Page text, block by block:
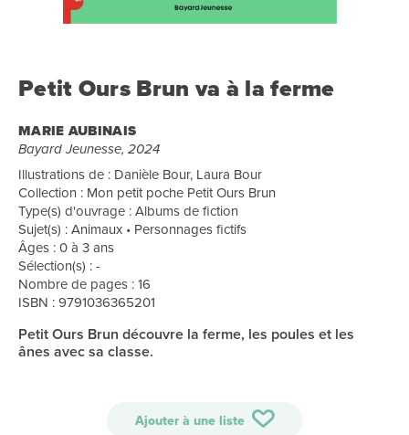
Petit Ours Brun va à la ferme
MARIE AUBINAIS
Bayard Jeunesse, 2024
Illustrations de : Danièle Bour, Laura Bour
Collection : Mon petit poche Petit Ours Brun
Type(s) d'ouvrage : Albums de fiction
Sujet(s) : Animaux • Personnages fictifs
Âges : 0 à 3 ans
Sélection(s) : -
Nombre de pages : 16
ISBN : 9791036365201
Petit Ours Brun découvre la ferme, les poules et les
ânes avec sa classe.
Ajouter à une liste